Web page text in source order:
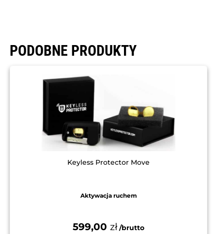
PODOBNE PRODUKTY
Keyless Protector Move
Aktywacja ruchem
599,00 zł